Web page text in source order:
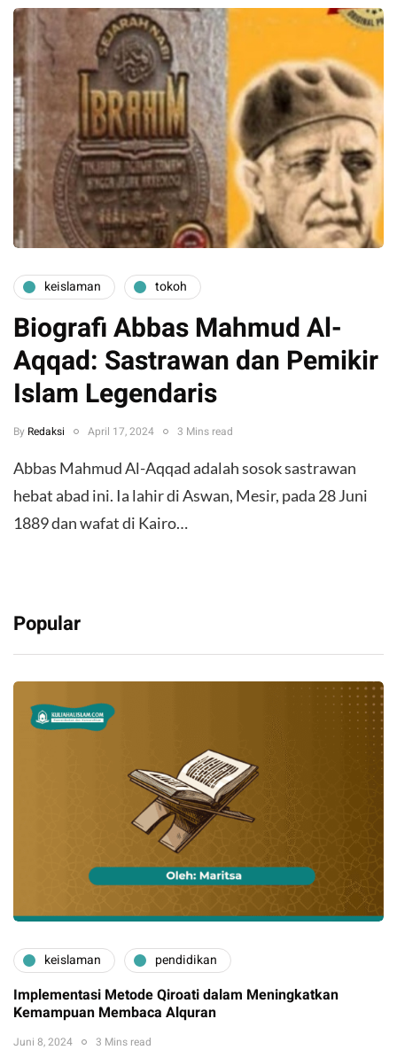
keislaman tokoh
Biografi Abbas Mahmud Al-
Aqqad: Sastrawan dan Pemikir
Islam Legendaris
By Redaksi April 17, 2024 3 Mins read
Abbas Mahmud Al-Aqqad adalah sosok sastrawan
hebat abad ini. Ia lahir di Aswan, Mesir, pada 28 Juni
1889 dan wafat di Kairo…
Popular
keislaman pendidikan
Implementasi Metode Qiroati dalam Meningkatkan
Kemampuan Membaca Alquran
Juni 8, 2024 3 Mins read